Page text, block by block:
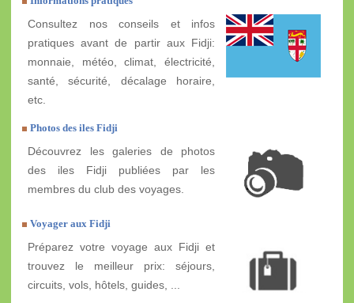
Consultez nos conseils et infos
pratiques avant de partir aux Fidji:
monnaie, météo, climat, électricité,
santé, sécurité, décalage horaire,
etc.
Photos des iles Fidji
Découvrez les galeries de photos
des iles Fidji publiées par les
membres du club des voyages.
Voyager aux Fidji
Préparez votre voyage aux Fidji et
trouvez le meilleur prix: séjours,
circuits, vols, hôtels, guides, ...